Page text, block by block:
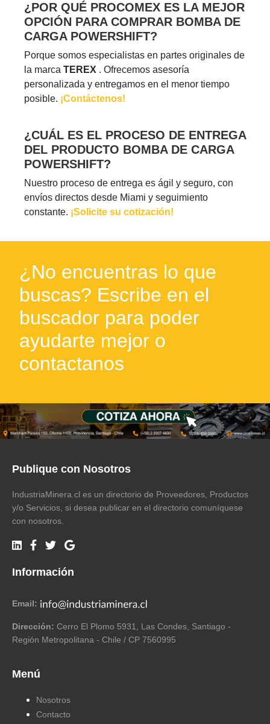
¿POR QUÉ PROCOMEX ES LA MEJOR
OPCIÓN PARA COMPRAR BOMBA DE
CARGA POWERSHIFT?
Porque somos especialistas en partes originales de
la marca TEREX . Ofrecemos asesoría
personalizada y entregamos en el menor tiempo
posible. ¡Contáctenos!
¿CUÁL ES EL PROCESO DE ENTREGA
DEL PRODUCTO BOMBA DE CARGA
POWERSHIFT?
Nuestro proceso de entrega es ágil y seguro, con
envíos directos desde Miami y seguimiento
constante. ¡Solicite su cotización!
¿No encuentras lo que
buscas? Escribe en el
buscador para poder
ayudarte mejor o
contactanos
Publique con Nosotros
IndustriaMinera.cl es un directorio de Proveedores, Productos
y/o Servicios, si desea publicar en el directorio comuníquese
con nosotros.
Información
Email:
Dirección: Cerro El Plomo 5931, Las Condes, Santiago -
Región Metropolitana - Chile / CP 7560995
Menú
Nosotros
Contacto